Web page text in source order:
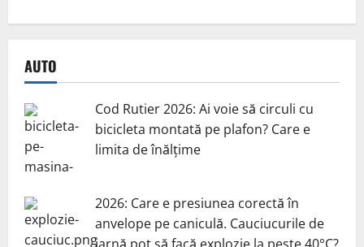
AUTO
Cod Rutier 2026: Ai voie să circuli cu
bicicleta montată pe plafon? Care e
limita de înălțime
2026: Care e presiunea corectă în
anvelope pe caniculă. Cauciucurile de
iarnă pot să facă explozie la peste 40°C?